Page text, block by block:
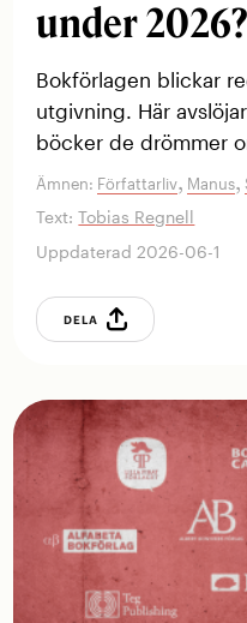
under 2026?
Bokförlagen blickar
utgivning. Här
böcker de drömmer
Ämnen: Författarliv, Manus,
Text:Tobias Regnell
Uppdaterad 2026-06-1
DELA